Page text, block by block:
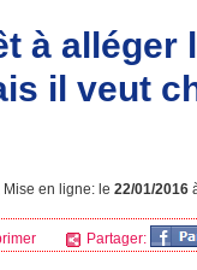
à alléger
il veut
en ligne: le 22/01/2016
Partager: